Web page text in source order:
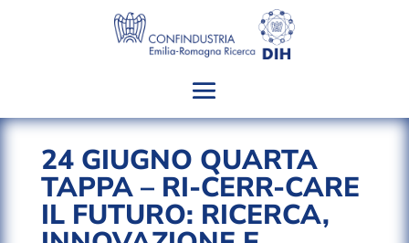
24 GIUGNO QUARTA
TAPPA – RI-CERR-CARE
IL FUTURO: RICERCA,